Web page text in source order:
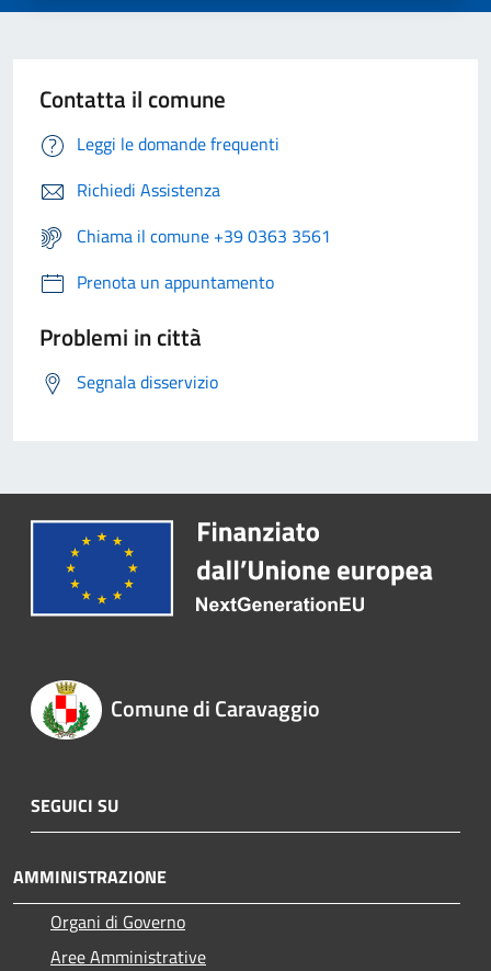
Contatta il comune
Leggi le domande frequenti
Richiedi Assistenza
Chiama il comune +39 0363 3561
Prenota un appuntamento
Problemi in città
Segnala disservizio
Comune di Caravaggio
SEGUICI SU
AMMINISTRAZIONE
Organi di Governo
Aree Amministrative